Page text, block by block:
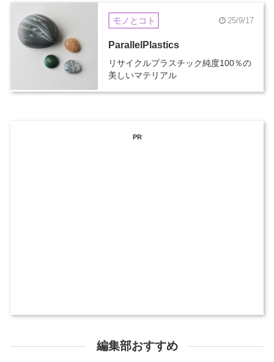
モノとコト 25/9/17
ParallelPlastics
リサイクルプラスチック純度100％の
美しいマテリアル
PR
編集部おすすめ